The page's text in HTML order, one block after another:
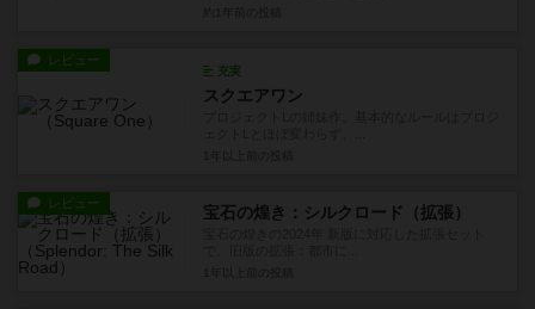
レビュー
充実
スクエアワン
レビュー 宝石の煌き：シルクロード（拡張）